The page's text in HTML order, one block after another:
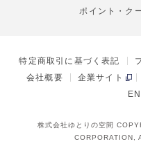
ポイント・ク
特定商取引に基づく表記
会社概要
企業サイト
株式会社ゆとりの空間
CORPORATION,